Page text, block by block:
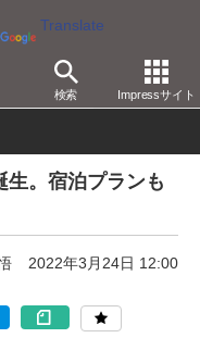
Translate
検索 Impressサイト
その他
生。宿泊プランも
2022年3月24日 12:00